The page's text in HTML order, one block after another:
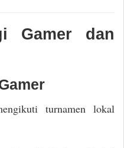
Gamer dan
turnamen lokal